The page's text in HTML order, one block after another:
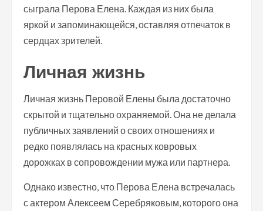
сыграла Перова Елена. Каждая из них была
яркой и запоминающейся, оставляя отпечаток в
сердцах зрителей.
Личная жизнь
Личная жизнь Перовой Елены была достаточно
скрытой и тщательно охраняемой. Она не делала
публичных заявлений о своих отношениях и
редко появлялась на красных ковровых
дорожках в сопровождении мужа или партнера.
Однако известно, что Перова Елена встречалась
с актером Алексеем Серебряковым, которого она